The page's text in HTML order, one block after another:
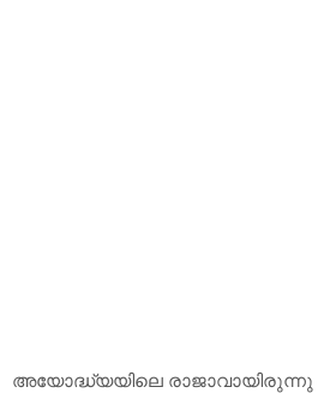
അയോദ്ധ്യയിലെ